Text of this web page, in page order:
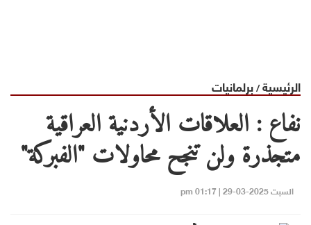
الرئيسية/برلمانيات
نفاع : العلاقات الأردنية العراقية
متجذرة ولن تنجح محاولات "الفبركة"
السبت 2025-03-29 | 01:17 pm